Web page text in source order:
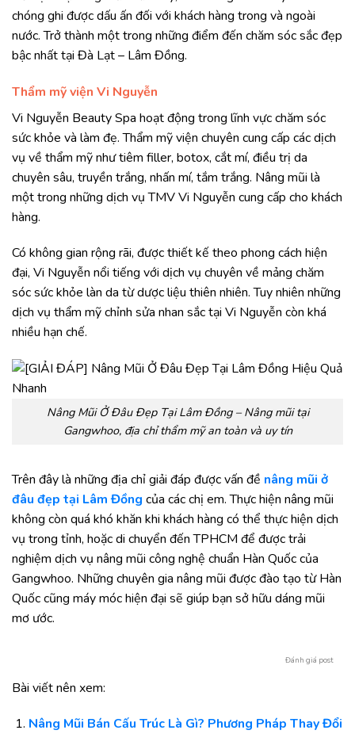
chóng ghi được dấu ấn đối với khách hàng trong và ngoài
nước. Trở thành một trong những điểm đến chăm sóc sắc đẹp
bậc nhất tại Đà Lạt – Lâm Đồng.
Thẩm mỹ viện Vi Nguyễn
Vi Nguyễn Beauty Spa hoạt động trong lĩnh vực chăm sóc
sức khỏe và làm đẹ. Thẩm mỹ viện chuyên cung cấp các dịch
vụ về thẩm mỹ như tiêm filler, botox, cắt mí, điều trị da
chuyên sâu, truyền trắng, nhấn mí, tắm trắng. Nâng mũi là
một trong những dịch vụ TMV Vi Nguyễn cung cấp cho khách
hàng.
Có không gian rộng rãi, được thiết kế theo phong cách hiện
đại, Vi Nguyễn nổi tiếng với dịch vụ chuyên về mảng chăm
sóc sức khỏe làn da từ dược liệu thiên nhiên. Tuy nhiên những
dịch vụ thẩm mỹ chỉnh sửa nhan sắc tại Vi Nguyễn còn khá
nhiều hạn chế.
Nâng Mũi Ở Đâu Đẹp Tại Lâm Đồng – Nâng mũi tại
Gangwhoo, địa chỉ thẩm mỹ an toàn và uy tín
Trên đây là những địa chỉ giải đáp được vấn đề nâng mũi ở
đâu đẹp tại Lâm Đồng của các chị em. Thực hiện nâng mũi
không còn quá khó khăn khi khách hàng có thể thực hiện dịch
vụ trong tỉnh, hoặc di chuyển đến TPHCM để được trải
nghiệm dịch vụ nâng mũi công nghệ chuẩn Hàn Quốc của
Gangwhoo. Những chuyên gia nâng mũi được đào tạo từ Hàn
Quốc cũng máy móc hiện đại sẽ giúp bạn sở hữu dáng mũi
mơ ước.
Đánh giá post
Bài viết nên xem:
Nâng Mũi Bán Cấu Trúc Là Gì? Phương Pháp Thay Đổi